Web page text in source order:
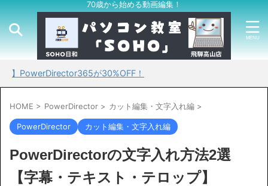
70歳から始める動画編集！
が30%OFF！
HOME > PowerDirector > カット編集・文字入れ編 >
PowerDirector カット編集・文字入れ編
PowerDirectorの文字入れ方法2選
【字幕・テキスト・テロップ】